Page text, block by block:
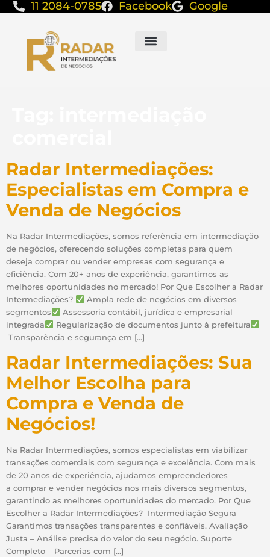
11 2084-0785 Facebook Google
Radar Intermediações:
Especialistas em Compra e
Venda de Negócios
Na Radar Intermediações, somos referência em intermediação
de negócios, oferecendo soluções completas para quem
deseja comprar ou vender empresas com segurança e
eficiência. Com 20+ anos de experiência, garantimos as
melhores oportunidades no mercado! Por Que Escolher a Radar
Intermediações?
Ampla rede de negócios em diversos
segmentos
Assessoria contábil, jurídica e empresarial
integrada
Regularização de documentos junto à prefeitura
Transparência e segurança em […]
Radar Intermediações: Sua
Melhor Escolha para
Compra e Venda de
Negócios!
Na Radar Intermediações, somos especialistas em viabilizar
transações comerciais com segurança e excelência. Com mais
de 20 anos de experiência, ajudamos empreendedores
a comprar e vender negócios nos mais diversos segmentos,
garantindo as melhores oportunidades do mercado. Por Que
Escolher a Radar Intermediações? Intermediação Segura –
Garantimos transações transparentes e confiáveis. Avaliação
Justa – Análise precisa do valor do seu negócio. Suporte
Completo – Parcerias com […]